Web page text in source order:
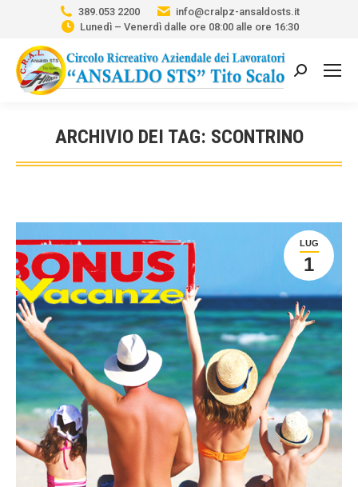
389.053 2200
info@cralpz-ansaldosts.it
Lunedì – Venerdì dalle ore 08:00 alle ore 16:30
Cerca:
ARCHIVIO DEI TAG: SCONTRINO
Tu sei qui:
LUG
1